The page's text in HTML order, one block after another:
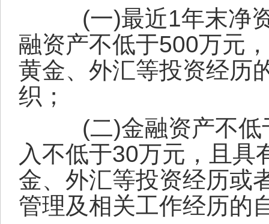
(一)最近1年末净
融资产不低于500万元
黄金、外汇等投资经历
织；
(二)金融资产不低
入不低于30万元，且具
金、外汇等投资经历或
管理及相关工作经历的